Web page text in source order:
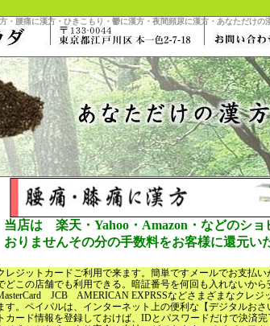
・腰痛に漢方・ひきこもり・鬱に漢方・夜間頻尿に漢方・あなただけ
当店は 楽天・Yahoo・Amazon・などのショ
おりませんその分の手数料をお客様に還元い
レジットカードご利用で来ます。簡単ですメールでお支払い
どこの店舗でも利用できる。暗証番号を何回も入れ
JCB AMERICAN EXPRSSなどさまざまなクレジ
す。ペイパルは、インターネット上の便利な【デジタルお
トカード情報を登録しておけば、IDとパスワードだけで決済